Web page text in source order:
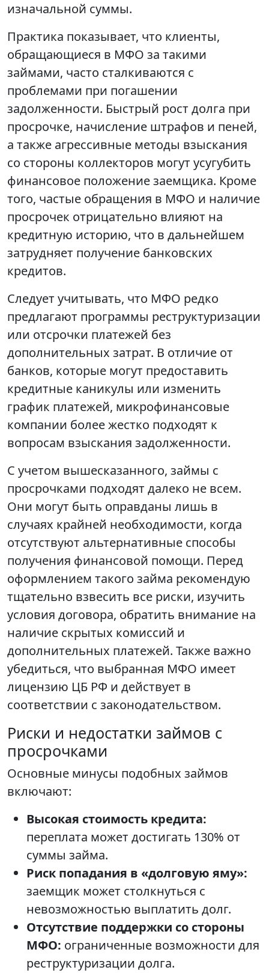
изначальной суммы.
Практика показывает, что клиенты,
обращающиеся в МФО за такими
займами, часто сталкиваются с
проблемами при погашении
задолженности. Быстрый рост долга при
просрочке, начисление штрафов и пеней,
а также агрессивные методы взыскания
со стороны коллекторов могут усугубить
финансовое положение заемщика. Кроме
того, частые обращения в МФО и наличие
просрочек отрицательно влияют на
кредитную историю, что в дальнейшем
затрудняет получение банковских
кредитов.
Следует учитывать, что МФО редко
предлагают программы реструктуризации
или отсрочки платежей без
дополнительных затрат. В отличие от
банков, которые могут предоставить
кредитные каникулы или изменить
график платежей, микрофинансовые
компании более жестко подходят к
вопросам взыскания задолженности.
С учетом вышесказанного, займы с
просрочками подходят далеко не всем.
Они могут быть оправданы лишь в
случаях крайней необходимости, когда
отсутствуют альтернативные способы
получения финансовой помощи. Перед
оформлением такого займа рекомендую
тщательно взвесить все риски, изучить
условия договора, обратить внимание на
наличие скрытых комиссий и
дополнительных платежей. Также важно
убедиться, что выбранная МФО имеет
лицензию ЦБ РФ и действует в
соответствии с законодательством.
Риски и недостатки займов с
просрочками
Основные минусы подобных займов
включают:
Высокая стоимость кредита:
переплата может достигать 130% от
суммы займа.
Риск попадания в «долговую яму»:
заемщик может столкнуться с
невозможностью выплатить долг.
Отсутствие поддержки со стороны
МФО: ограниченные возможности для
реструктуризации долга.